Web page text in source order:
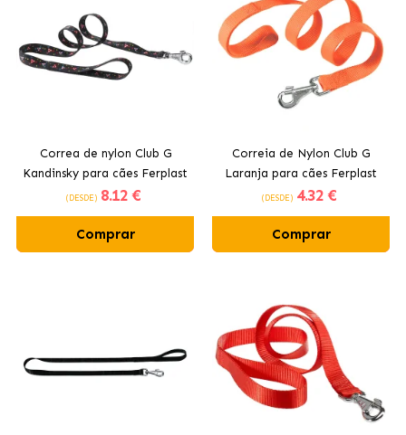
Correa de nylon Club G
Kandinsky para cães Ferplast
(DESDE) 8.12 €
Comprar
Correia de Nylon Club G
Laranja para cães Ferplast
(DESDE) 4.32 €
Comprar